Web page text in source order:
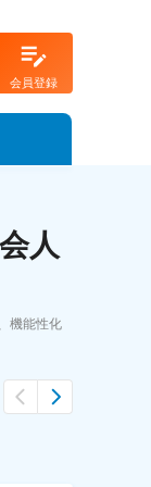
会員登録
人
機能性化